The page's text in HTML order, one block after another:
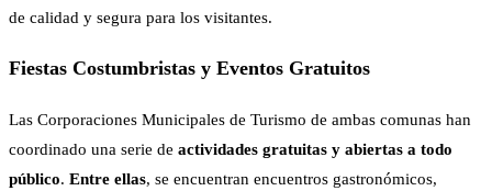
de calidad y segura para los visitantes.
Fiestas Costumbristas y Eventos Gratuitos
Las Corporaciones Municipales de Turismo de ambas comunas han
coordinado una serie de actividades gratuitas y abiertas a todo
público. Entre ellas, se encuentran encuentros gastronómicos,